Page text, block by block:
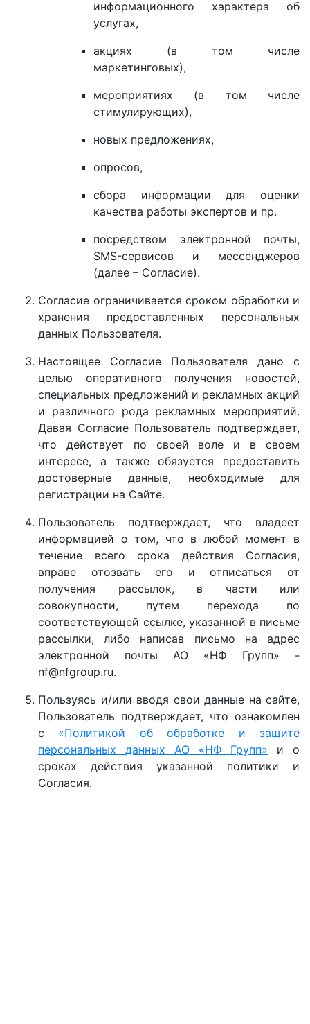
информационного характера об
услугах,
акциях (в том числе
маркетинговых),
мероприятиях (в том числе
стимулирующих),
новых предложениях,
опросов,
сбора информации для оценки
качества работы экспертов и пр.
посредством электронной почты,
SMS-сервисов и мессенджеров
(далее – Согласие).
Согласие ограничивается сроком обработки и
хранения предоставленных персональных
данных Пользователя.
Настоящее Согласие Пользователя дано с
целью оперативного получения новостей,
специальных предложений и рекламных акций
и различного рода рекламных мероприятий.
Давая Согласие Пользователь подтверждает,
что действует по своей воле и в своем
интересе, а также обязуется предоставить
достоверные данные, необходимые для
регистрации на Сайте.
Пользователь подтверждает, что владеет
информацией о том, что в любой момент в
течение всего срока действия Согласия,
вправе отозвать его и отписаться от
получения рассылок, в части или
совокупности, путем перехода по
соответствующей ссылке, указанной в письме
рассылки, либо написав письмо на адрес
электронной почты АО «НФ Групп» -
nf@nfgroup.ru.
Пользуясь и/или вводя свои данные на сайте,
Пользователь подтверждает, что ознакомлен
с «Политикой об обработке и защите
персональных данных АО «НФ Групп» и о
сроках действия указанной политики и
Согласия.